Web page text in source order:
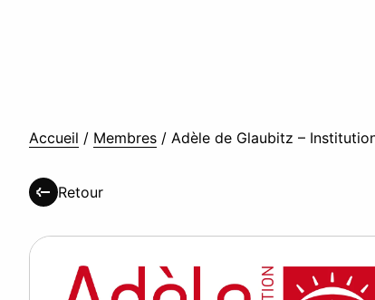
Accueil / Membres / Adèle de Glaubitz –
Retour